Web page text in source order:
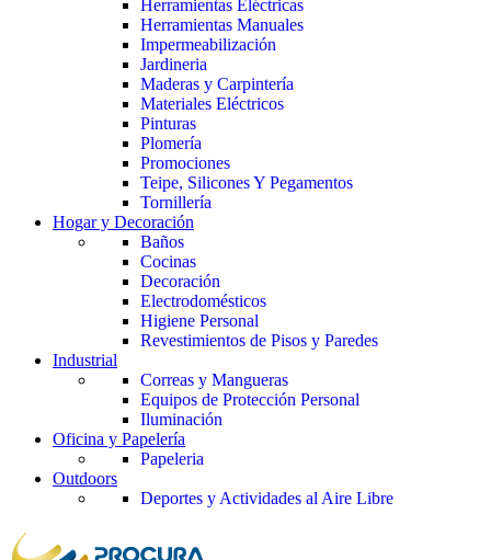
Herramientas Eléctricas
Herramientas Manuales
Impermeabilización
Jardineria
Maderas y Carpintería
Materiales Eléctricos
Pinturas
Plomería
Promociones
Teipe, Silicones Y Pegamentos
Tornillería
Hogar y Decoración
Baños
Cocinas
Decoración
Electrodomésticos
Higiene Personal
Revestimientos de Pisos y Paredes
Industrial
Correas y Mangueras
Equipos de Protección Personal
Iluminación
Oficina y Papelería
Papeleria
Outdoors
Deportes y Actividades al Aire Libre